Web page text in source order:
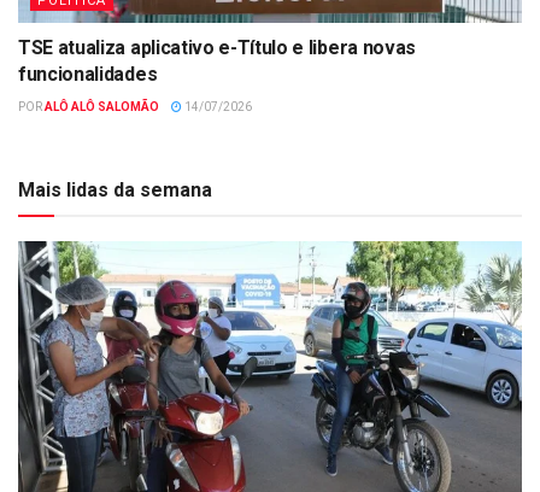
TSE atualiza aplicativo e-Título e libera novas
funcionalidades
PORALÔ ALÔ SALOMÃO 14/07/2026
Mais lidas da semana